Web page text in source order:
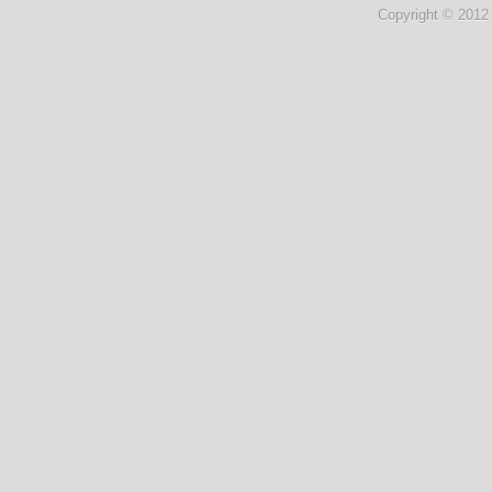
Copyright ©